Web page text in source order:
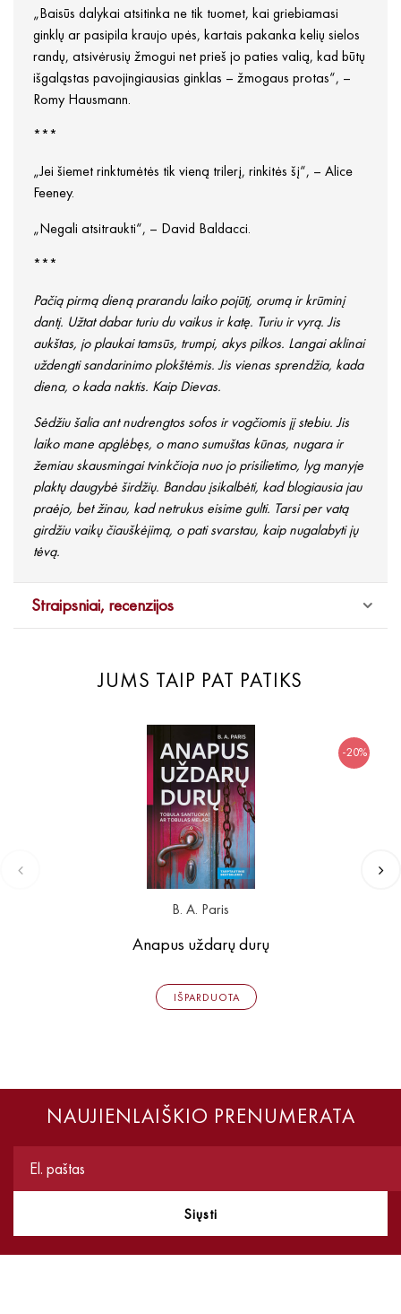
„Baisūs dalykai atsitinka ne tik tuomet, kai griebiamasi
ginklų ar pasipila kraujo upės, kartais pakanka kelių sielos
randų, atsivėrusių žmogui net prieš jo paties valią, kad būtų
išgaląstas pavojingiausias ginklas – žmogaus protas“, –
Romy Hausmann.
***
„Jei šiemet rinktumėtės tik vieną trilerį, rinkitės šį“, – Alice
Feeney.
„Negali atsitraukti“, – David Baldacci.
***
Pačią pirmą dieną prarandu laiko pojūtį, orumą ir krūminį
dantį. Užtat dabar turiu du vaikus ir katę. Turiu ir vyrą. Jis
aukštas, jo plaukai tamsūs, trumpi, akys pilkos. Langai aklinai
uždengti sandarinimo plokštėmis. Jis vienas sprendžia, kada
diena, o kada naktis. Kaip Dievas.
Sėdžiu šalia ant nudrengtos sofos ir vogčiomis jį stebiu. Jis
laiko mane apglėbęs, o mano sumuštas kūnas, nugara ir
žemiau skausmingai tvinkčioja nuo jo prisilietimo, lyg manyje
plaktų daugybė širdžių. Bandau įsikalbėti, kad blogiausia jau
praėjo, bet žinau, kad netrukus eisime gulti. Tarsi per vatą
girdžiu vaikų čiauškėjimą, o pati svarstau, kaip nugalabyti jų
tėvą.
Straipsniai, recenzijos
JUMS TAIP PAT PATIKS
-20%
B. A. Paris
Anapus uždarų durų
IŠPARDUOTA
NAUJIENLAIŠKIO PRENUMERATA
Siųsti